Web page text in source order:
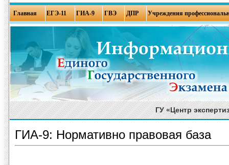
Главная ЕГЭ-11 ГИА-9 ГВЭ ДПР Учреждения
ГУ «Центр
ГИА-9: Нормативно правовая база